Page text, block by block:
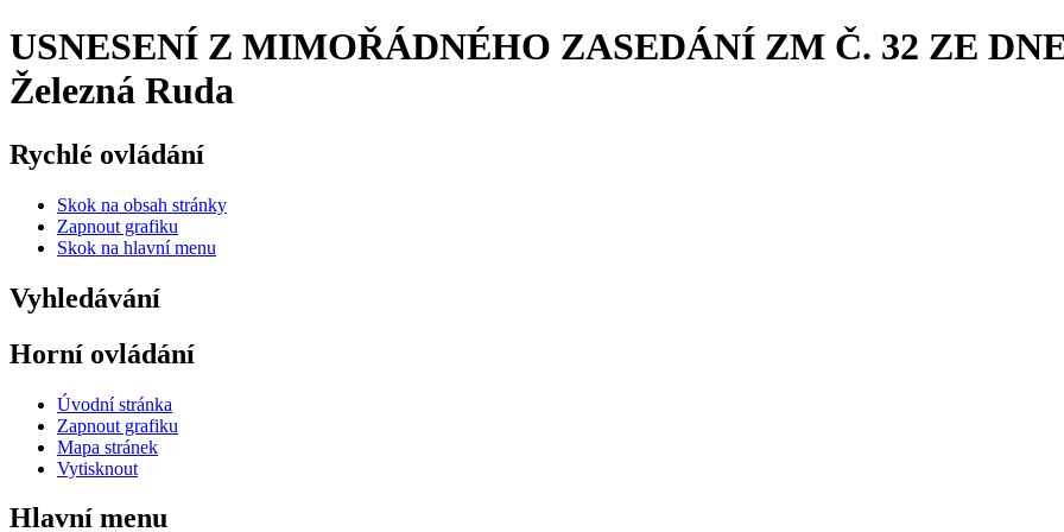
USNESENÍ Z MIMOŘÁDNÉHO ZASEDÁNÍ ZM Č. 32 ZE DNE
Železná Ruda
Rychlé ovládání
Skok na obsah stránky
Zapnout grafiku
Skok na hlavní menu
Vyhledávání
Horní ovládání
Úvodní stránka
Zapnout grafiku
Mapa stránek
Vytisknout
Hlavní menu